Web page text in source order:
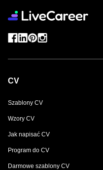
CV
Szablony CV
Wzory CV
Jak napisać CV
Program do CV
Darmowe szablony CV